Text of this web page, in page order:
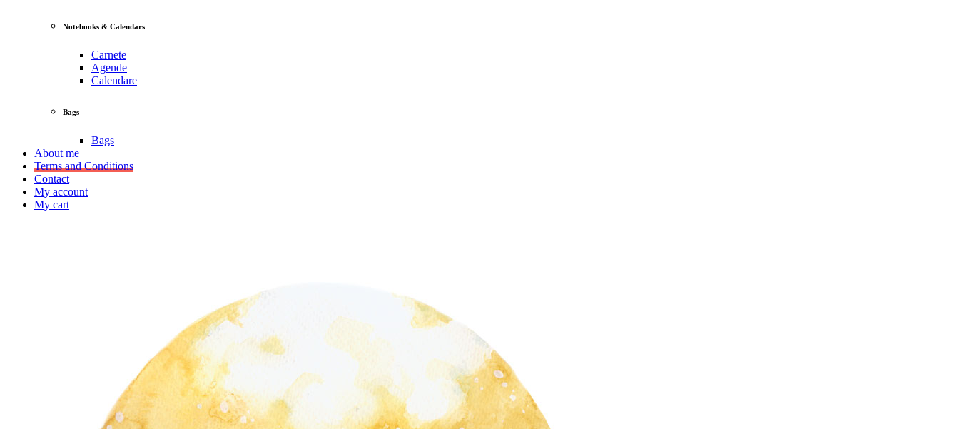
Notebooks & Calendars
Carnete
Agende
Calendare
Bags
Bags
About me
Terms and Conditions
Contact
My account
My cart